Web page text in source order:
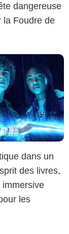
dangereuse
la Foudre de
dans un
des livres,
immersive
les